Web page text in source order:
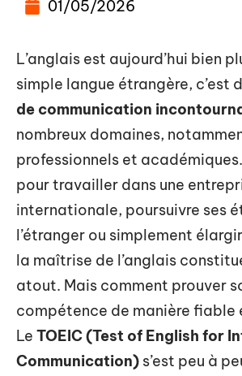
01/05/2026
L’anglais est aujourd’hui bien
simple langue étrangère, c’est
de communication
nombreux domaines,
professionnels et
pour travailler dans une
internationale, poursuivre ses
l’étranger ou simplement
la maîtrise de l’anglais
atout. Mais comment prouver
compétence de manière fiable
Le TOEIC (Test of English for
Communication) s’est peu à